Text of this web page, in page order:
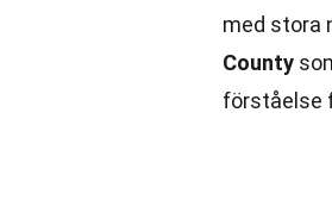
med stora
County
förståelse